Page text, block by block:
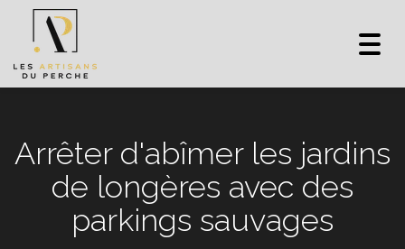
Arrêter d'abîmer les jardins
de longères avec des
parkings sauvages